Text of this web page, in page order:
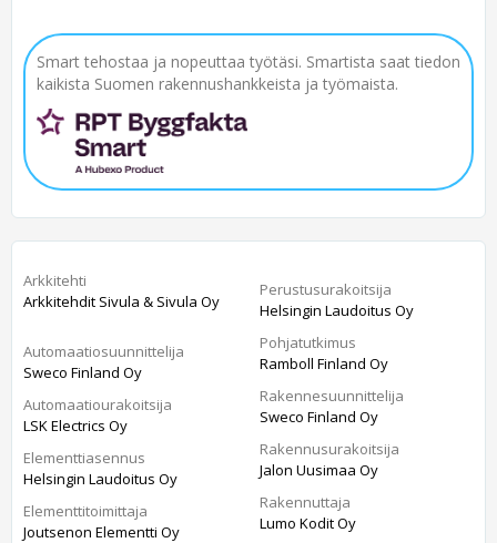
Smart tehostaa ja nopeuttaa työtäsi. Smartista saat tiedon
kaikista Suomen rakennushankkeista ja työmaista.
Arkkitehti
Arkkitehdit Sivula & Sivula Oy
Automaatiosuunnittelija
Sweco Finland Oy
Automaatiourakoitsija
LSK Electrics Oy
Elementtiasennus
Helsingin Laudoitus Oy
Elementtitoimittaja
Joutsenon Elementti Oy
Perustusurakoitsija
Helsingin Laudoitus Oy
Pohjatutkimus
Ramboll Finland Oy
Rakennesuunnittelija
Sweco Finland Oy
Rakennusurakoitsija
Jalon Uusimaa Oy
Rakennuttaja
Lumo Kodit Oy